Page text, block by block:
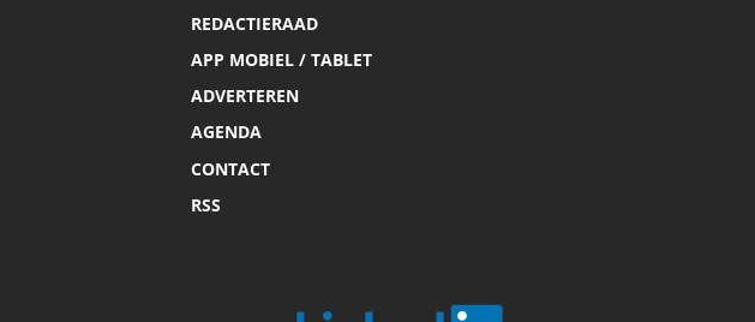
REDACTIERAAD
APP MOBIEL / TABLET
ADVERTEREN
AGENDA
CONTACT
RSS